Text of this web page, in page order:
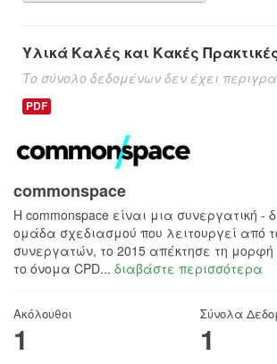
Υλικά Καλές και Κακές
Το σύνολο δεδομένων δεν έχει
PDF
commonspace
H commonspace είναι μια συνεργατική -
ομάδα σχεδιασμού που λειτουργεί από
συνεργατών, το 2015 απέκτησε τη
το όνομα CPD... διαβάστε περισσότερα
Ακόλουθοι
1
Σύνολα
1